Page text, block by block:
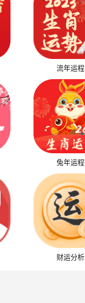
流年运程
兔年运程
财运分析